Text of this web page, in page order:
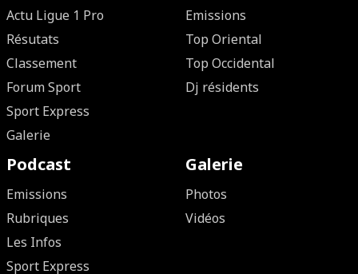
Actu Ligue 1 Pro
Résutats
Classement
Forum Sport
Sport Express
Galerie
Emissions
Top Oriental
Top Occidental
Dj résidents
Podcast
Emissions
Rubriques
Les Infos
Sport Express
Galerie
Photos
Vidéos